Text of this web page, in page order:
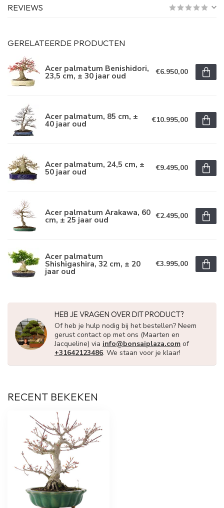
REVIEWS
GERELATEERDE PRODUCTEN
Acer palmatum Benishidori,
23,5 cm, ± 30 jaar oud €6.950,00
Acer palmatum, 85 cm, ±
40 jaar oud €10.995,00
Acer palmatum, 24,5 cm, ±
50 jaar oud €9.495,00
Acer palmatum Arakawa, 60
cm, ± 25 jaar oud €2.495,00
Acer palmatum
Shishigashira, 32 cm, ± 20
jaar oud
€3.995,00
HEB JE VRAGEN OVER DIT PRODUCT?
Of heb je hulp nodig bij het bestellen? Neem
gerust contact op met ons (Maarten en
Jacqueline) via info@bonsaiplaza.com of
+31642123486. We staan voor je klaar!
RECENT BEKEKEN